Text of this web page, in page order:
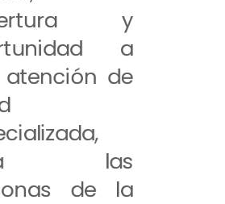
y
a
de
las
de la